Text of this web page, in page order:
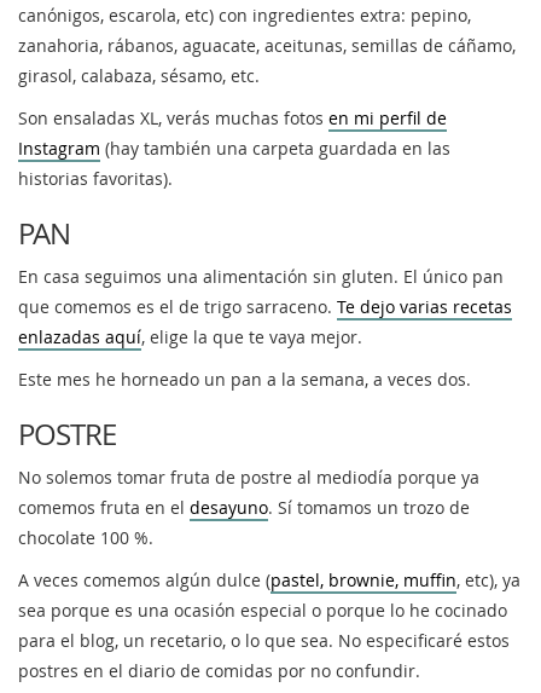
canónigos, escarola, etc) con ingredientes extra: pepino,
zanahoria, rábanos, aguacate, aceitunas, semillas de cáñamo,
girasol, calabaza, sésamo, etc.
Son ensaladas XL, verás muchas fotos en mi perfil de
Instagram (hay también una carpeta guardada en las
historias favoritas).
PAN
En casa seguimos una alimentación sin gluten. El único pan
que comemos es el de trigo sarraceno. Te dejo varias recetas
enlazadas aquí, elige la que te vaya mejor.
Este mes he horneado un pan a la semana, a veces dos.
POSTRE
No solemos tomar fruta de postre al mediodía porque ya
comemos fruta en el desayuno. Sí tomamos un trozo de
chocolate 100 %.
A veces comemos algún dulce (pastel, brownie, muffin, etc), ya
sea porque es una ocasión especial o porque lo he cocinado
para el blog, un recetario, o lo que sea. No especificaré estos
postres en el diario de comidas por no confundir.